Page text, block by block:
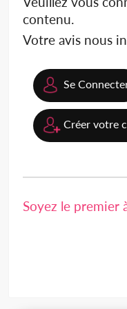
contenu.
Votre avis nous
Se
Créer votre
Soyez le premier